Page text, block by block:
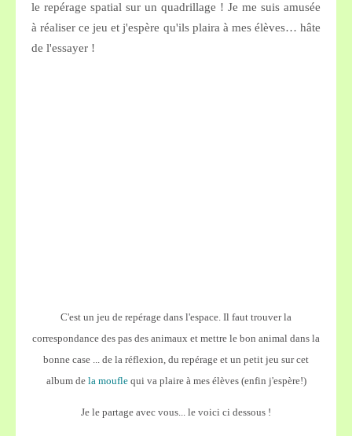
le repérage spatial sur un quadrillage ! Je me suis amusée
à réaliser ce jeu et j'espère qu'ils plaira à mes élèves… hâte
de l'essayer !
C'est un jeu de repérage dans l'espace. Il faut trouver la
correspondance des pas des animaux et mettre le bon animal dans la
bonne case ... de la réflexion, du repérage et un petit jeu sur cet
album de la moufle qui va plaire à mes élèves (enfin j'espère!)
Je le partage avec vous... le voici ci dessous !